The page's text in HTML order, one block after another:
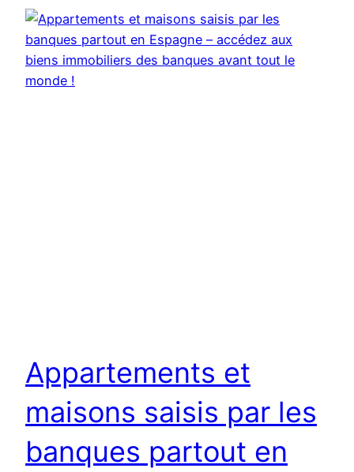
Appartements et
maisons saisis par les
banques partout en